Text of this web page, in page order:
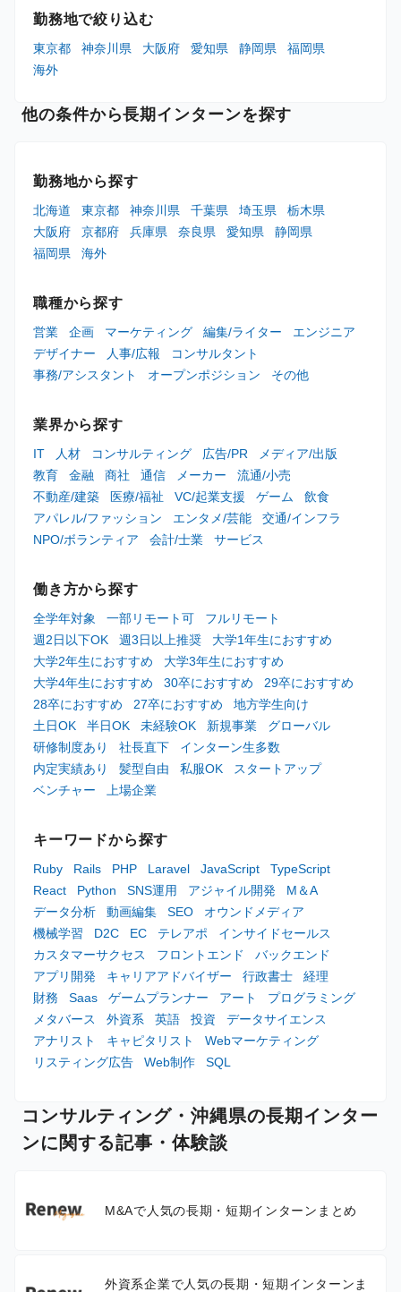
勤務地で絞り込む
東京都 神奈川県 大阪府 愛知県 静岡県
福岡県
海外
他の条件から長期インターンを探す
勤務地から探す
北海道 東京都 神奈川県 千葉県 埼玉県
栃木県
大阪府
京都府 兵庫県 奈良県 愛知県
静岡県
福岡県
海外
職種から探す
営業 企画 マーケティング 編集/ライター
エンジニア
デザイナー
人事/広報
コンサルタント
事務/アシスタント
オープンポジション その他
業界から探す
IT 人材 コンサルティング 広告/PR
メディア/出版
教育
金融 商社 通信 メーカー
流通/小売
不動産/建築
医療/福祉 VC/起業支援 ゲーム
飲食
アパレル/ファッション
エンタメ/芸能
交通/インフラ
NPO/ボランティア
会計/士業 サービス
働き方から探す
全学年対象 一部リモート可
フルリモート
週2日以下OK
週3日以上推奨
大学1年生におすすめ
大学2年生におすすめ
大学3年生におすすめ
大学4年生におすすめ
30卒におすすめ
29卒におすすめ
28卒におすすめ
27卒におすすめ
地方学生向け
土日OK
半日OK 未経験OK 新規事業
グローバル
研修制度あり
社長直下
インターン生多数
内定実績あり
髪型自由 私服OK
スタートアップ
ベンチャー
上場企業
キーワードから探す
Ruby Rails PHP Laravel JavaScript
TypeScript
React
Python SNS運用 アジャイル開発
M＆A
データ分析
動画編集 SEO
オウンドメディア
機械学習
D2C EC テレアポ
インサイドセールス
カスタマーサクセス
フロントエンド
バックエンド
アプリ開発
キャリアアドバイザー 行政書士
経理
財務
Saas ゲームプランナー アート
プログラミング
メタバース
外資系 英語 投資
データサイエンス
アナリスト
キャピタリスト
Webマーケティング
リスティング広告
Web制作 SQL
コンサルティング・沖縄県の長期インター
ンに関する記事・体験談
M&Aで人気の長期・短期インターンまとめ
外資系企業で人気の長期・短期インターンま